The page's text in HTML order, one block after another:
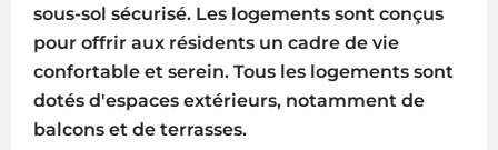
sous-sol sécurisé. Les logements sont conçus
pour offrir aux résidents un cadre de vie
confortable et serein. Tous les logements sont
dotés d'espaces extérieurs, notamment de
balcons et de terrasses.